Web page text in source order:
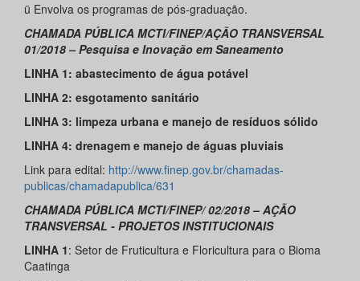
ü Envolva os programas de pós-graduação.
CHAMADA PÚBLICA MCTI/FINEP/AÇÃO TRANSVERSAL
01/2018 – Pesquisa e Inovação em Saneamento
LINHA 1: abastecimento de água potável
LINHA 2: esgotamento sanitário
LINHA 3: limpeza urbana e manejo de resíduos sólido
LINHA 4: drenagem e manejo de águas pluviais
Link para edital: http://www.finep.gov.br/chamadas-
publicas/chamadapublica/631
CHAMADA PÚBLICA MCTI/FINEP/ 02/2018 – AÇÃO
TRANSVERSAL - PROJETOS INSTITUCIONAIS
LINHA 1: Setor de Fruticultura e Floricultura para o Bioma
Caatinga